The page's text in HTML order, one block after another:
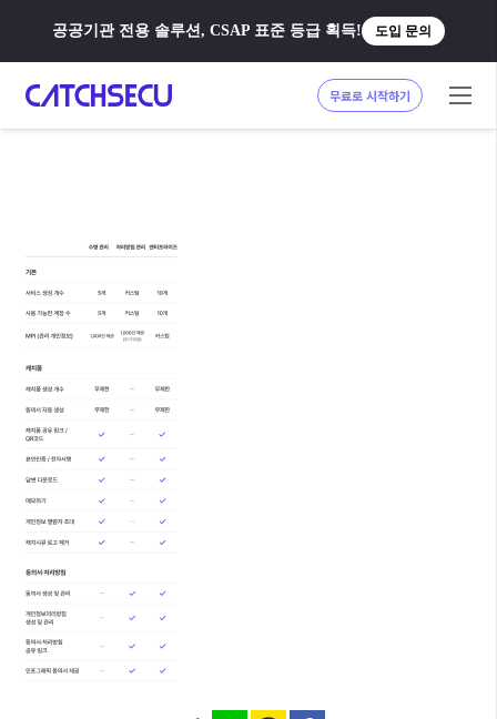
공공기관 전용 솔루션, CSAP 표준 등급 획득! 도입 문의
무료로 시작하기